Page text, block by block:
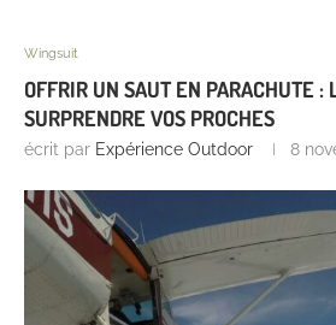
Wingsuit
OFFRIR UN SAUT EN PARACHUTE :
SURPRENDRE VOS PROCHES
écrit par Expérience Outdoor 8